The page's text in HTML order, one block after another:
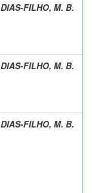
DIAS-FILHO, M. B.
DIAS-FILHO, M. B.
DIAS-FILHO, M. B.